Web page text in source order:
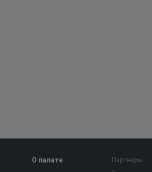
О палате
Партнеры